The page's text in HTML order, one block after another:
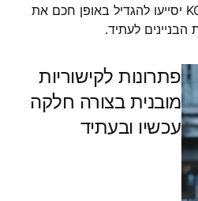
הפתרונות החדשים של KONE יסייעו להגדיל באופן חכם את
לעתיד.
פתרונות לקישוריות
מובנית בצורה חלקה
עכשיו ובעתיד